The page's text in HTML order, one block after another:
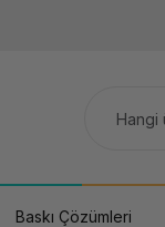
Baskı Çözümleri